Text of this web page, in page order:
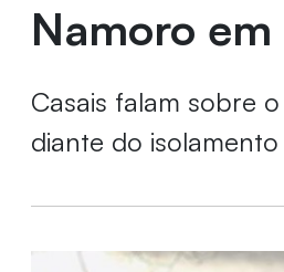
Namoro
Casais falam sobre
diante do isolamento